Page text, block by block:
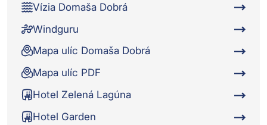
Vízia Domaša Dobrá
Windguru
Mapa ulíc Domaša Dobrá
Mapa ulíc PDF
Hotel Zelená Lagúna
Hotel Garden